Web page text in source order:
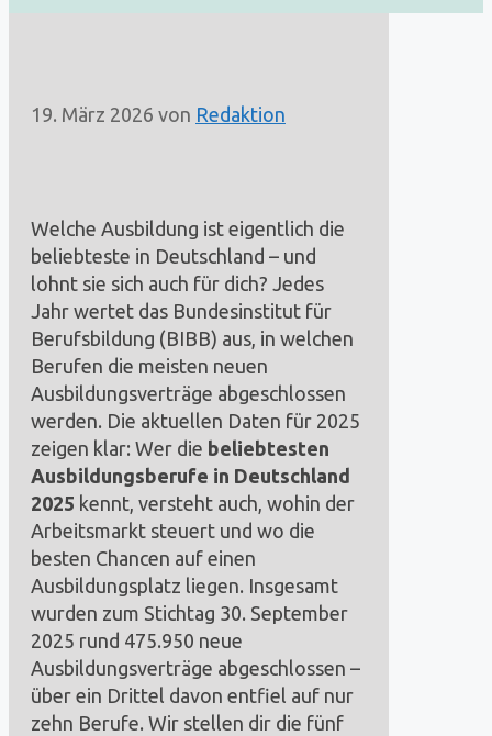
19. März 2026 von Redaktion
Welche Ausbildung ist eigentlich die
beliebteste in Deutschland – und
lohnt sie sich auch für dich? Jedes
Jahr wertet das Bundesinstitut für
Berufsbildung (BIBB) aus, in welchen
Berufen die meisten neuen
Ausbildungsverträge abgeschlossen
werden. Die aktuellen Daten für 2025
zeigen klar: Wer die beliebtesten
Ausbildungsberufe in Deutschland
2025 kennt, versteht auch, wohin der
Arbeitsmarkt steuert und wo die
besten Chancen auf einen
Ausbildungsplatz liegen. Insgesamt
wurden zum Stichtag 30. September
2025 rund 475.950 neue
Ausbildungsverträge abgeschlossen –
über ein Drittel davon entfiel auf nur
zehn Berufe. Wir stellen dir die fünf